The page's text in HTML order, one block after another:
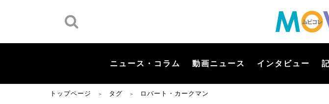
ニュース・コラム 動画ニュース インタビュー
トップページ ＞ タグ ＞ ロバート・カークマン